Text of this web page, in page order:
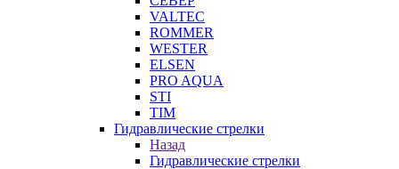
VALTEC
ROMMER
WESTER
ELSEN
PRO AQUA
STI
TIM
Гидравлические стрелки
Назад
Гидравлические стрелки